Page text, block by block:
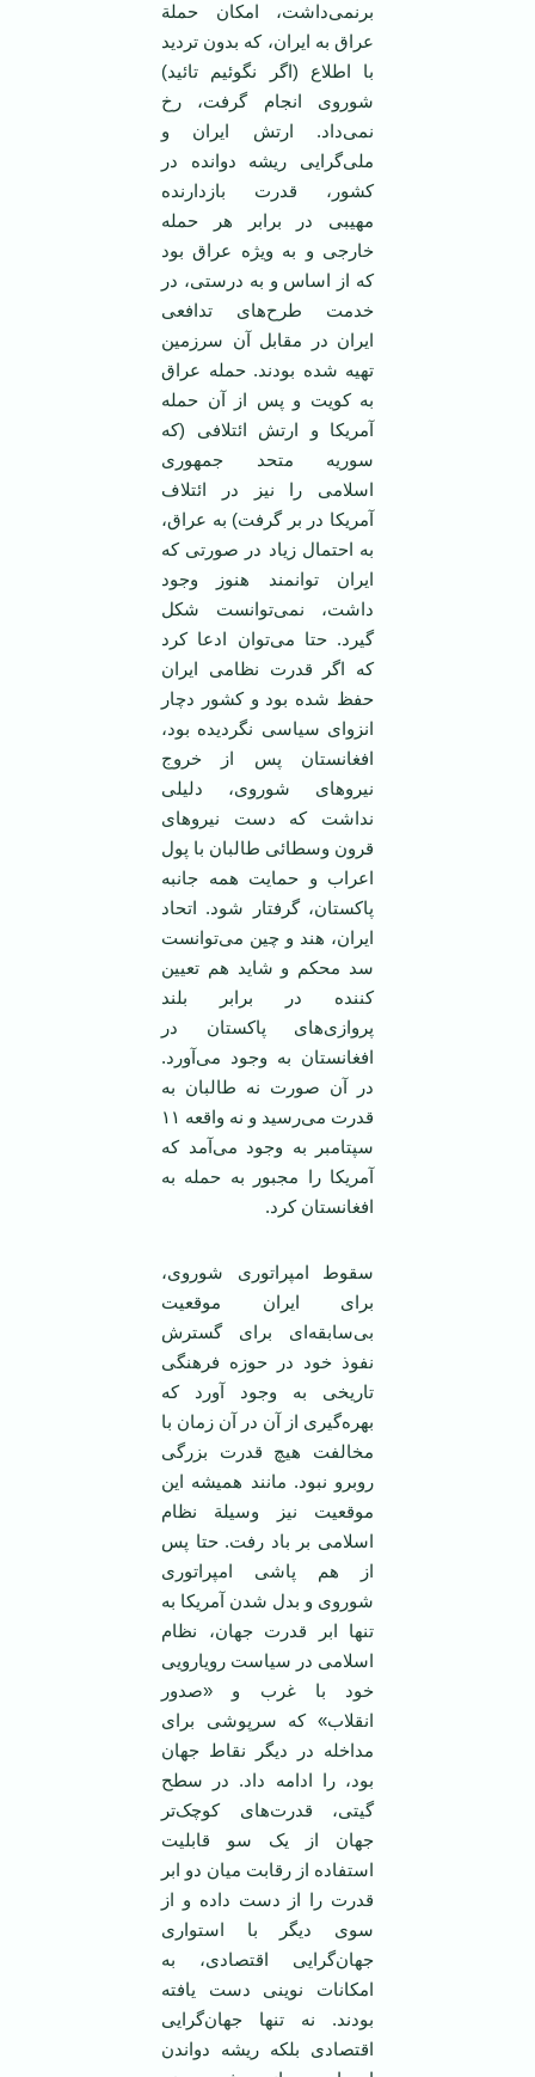
برنمی‌داشت، امکان حملة
عراق به ایران، که بدون تردید
با اطلاع (اگر نگوئیم تائید)
شوروی انجام گرفت، رخ
نمی‌داد. ارتش ایران و
ملی‌گرایی ریشه دوانده در
کشور، قدرت بازدارنده
مهیبی در برابر هر حمله
خارجی و به ویژه عراق بود
که از اساس و به درستی، در
خدمت طرح‌های تدافعی
ایران در مقابل آن سرزمین
تهیه شده بودند. حمله عراق
به کویت و پس از آن حمله
آمریکا و ارتش ائتلافی (که
سوریه متحد جمهوری
اسلامی را نیز در ائتلاف
آمریکا در بر گرفت) به عراق،
به احتمال زیاد در صورتی که
ایران توانمند هنوز وجود
داشت، نمی‌توانست شکل
گیرد. حتا می‌توان ادعا کرد
که اگر قدرت نظامی ایران
حفظ شده بود و کشور دچار
انزوای سیاسی نگردیده بود،
افغانستان پس از خروج
نیروهای شوروی، دلیلی
نداشت که دست نیروهای
قرون وسطائی طالبان با پول
اعراب و حمایت همه جانبه
پاکستان، گرفتار شود. اتحاد
ایران، هند و چین می‌توانست
سد محکم و شاید هم تعیین
کننده در برابر بلند
پروازی‌های پاکستان در
افغانستان به وجود می‌آورد.
در آن صورت نه طالبان به
قدرت می‌رسید و نه واقعه ۱۱
سپتامبر به وجود می‌آمد که
آمریکا را مجبور به حمله به
افغانستان کرد.
سقوط امپراتوری شوروی،
برای ایران موقعیت
بی‌سابقه‌ای برای گسترش
نفوذ خود در حوزه فرهنگی
تاریخی به وجود آورد که
بهره‌گیری از آن در آن زمان با
مخالفت هیچ قدرت بزرگی
روبرو نبود. مانند همیشه این
موقعیت نیز وسیلة نظام
اسلامی بر باد رفت. حتا پس
از هم پاشی امپراتوری
شوروی و بدل شدن آمریکا به
تنها ابر قدرت جهان، نظام
اسلامی در سیاست رویارویی
خود با غرب و «صدور
انقلاب» که سرپوشی برای
مداخله در دیگر نقاط جهان
بود، را ادامه داد. در سطح
گیتی، قدرت‌های کوچک‌تر
جهان از یک سو قابلیت
استفاده از رقابت میان دو ابر
قدرت را از دست داده و از
سوی دیگر با استواری
جهان‌گرایی اقتصادی، به
امکانات نوینی دست یافته
بودند. نه تنها جهان‌گرایی
اقتصادی بلکه ریشه دواندن